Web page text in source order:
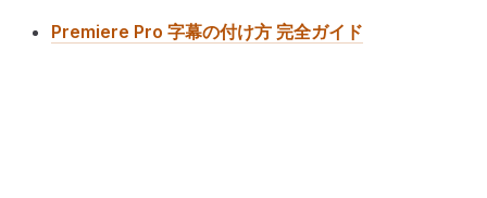
Premiere Pro 字幕の付け方 完全ガイド